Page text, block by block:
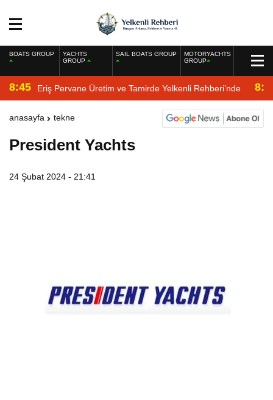
BOATS GROUP
YACHTS
GROUP
SAIL BOATS GROUP
MOTORYACHTS
GROUP
8:45 Eriş Pervane Üretim ve Tamirde Yelkenli Rehberi’nde
anasayfa tekne
President Yachts
24 Şubat 2024 - 21:41